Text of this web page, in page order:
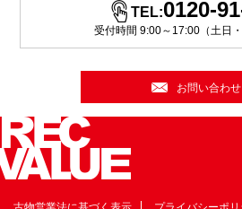
TEL:0120-
受付時間 9:00～17:00（土日・
お問い合わせ